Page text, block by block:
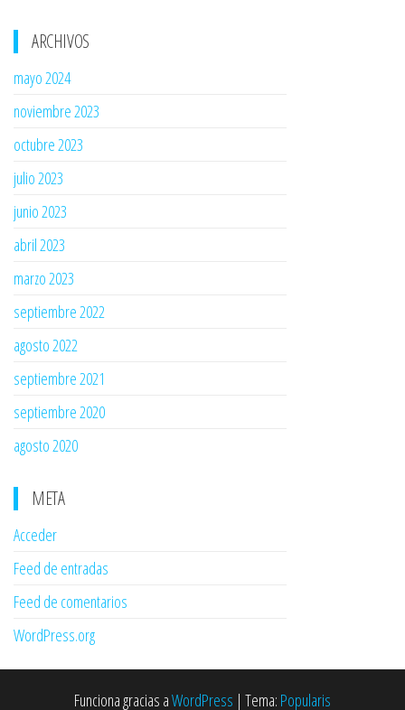
ARCHIVOS
mayo 2024
noviembre 2023
octubre 2023
julio 2023
junio 2023
abril 2023
marzo 2023
septiembre 2022
agosto 2022
septiembre 2021
septiembre 2020
agosto 2020
META
Acceder
Feed de entradas
Feed de comentarios
WordPress.org
Funciona gracias aWordPress | Tema: Popularis